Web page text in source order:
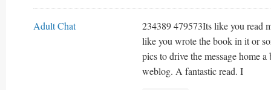
Adult Chat
234389 479573Its like you read
like you wrote the book in it or
pics to drive the message home
weblog. A fantastic read. I